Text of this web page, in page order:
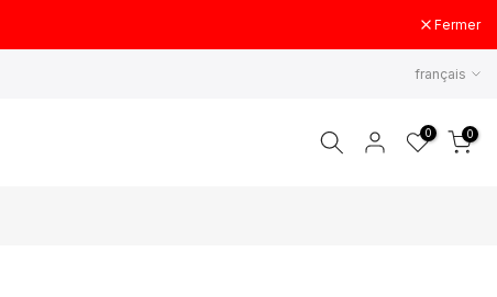
Fermer
français
0 0